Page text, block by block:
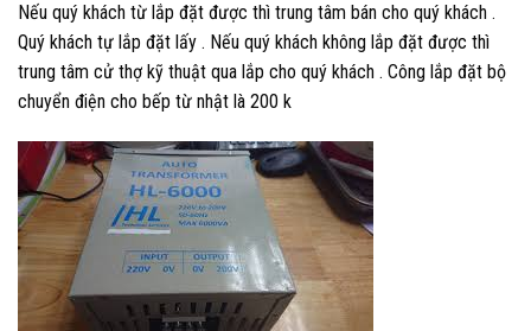
Nếu quý khách từ lắp đặt được thì trung tâm bán cho quý khách .
Quý khách tự lắp đặt lấy . Nếu quý khách không lắp đặt được thì
trung tâm cử thợ kỹ thuật qua lắp cho quý khách . Công lắp đặt bộ
chuyển điện cho bếp từ nhật là 200 k